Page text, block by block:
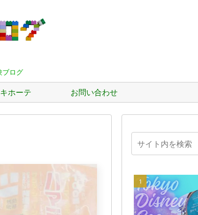
ブログ
ホーテ お問い合わせ